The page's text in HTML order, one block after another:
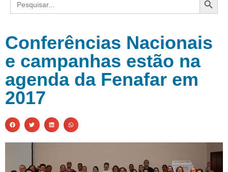
for:
Conferências Nacionais
e campanhas estão na
agenda da Fenafar em
2017